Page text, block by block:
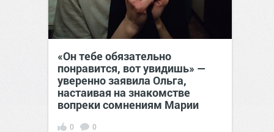
«Он тебе обязательно
понравится, вот увидишь» —
уверенно заявила Ольга,
настаивая на знакомстве
вопреки сомнениям Марии
0 0